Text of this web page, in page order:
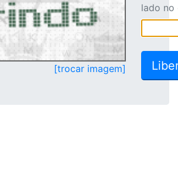
[trocar imagem]
lado no